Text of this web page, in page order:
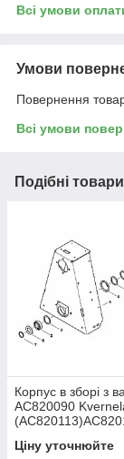
Всі умови
Умови
Повернення
Всі умови
Подібні
Корпус в зборі з
AC820090
Ціну уточнюйте